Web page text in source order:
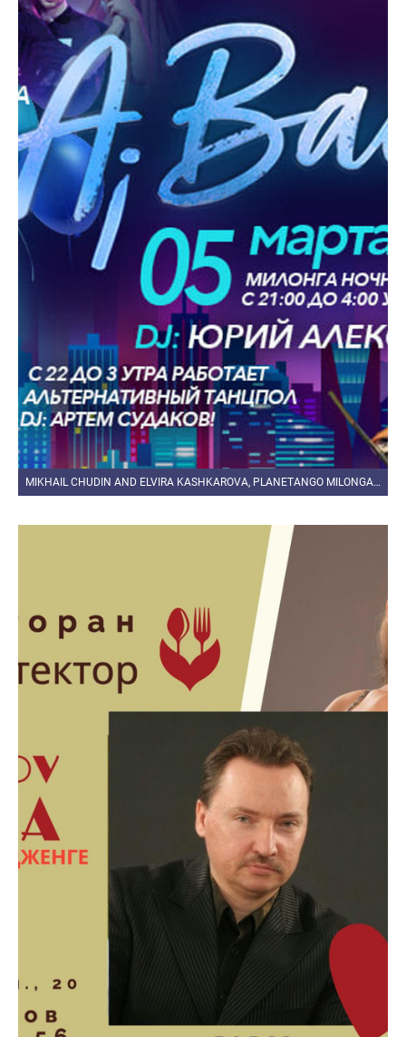
MIKHAIL CHUDIN AND ELVIRA KASHKAROVA, PLANETANGO MILONGA «A BAILAR!» 05.03.2021